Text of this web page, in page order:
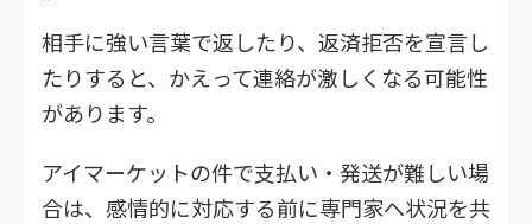
相手に強い言葉で返したり、返済拒否を宣言し
たりすると、かえって連絡が激しくなる可能性
があります。
アイマーケットの件で支払い・発送が難しい場
合は、感情的に対応する前に専門家へ状況を共